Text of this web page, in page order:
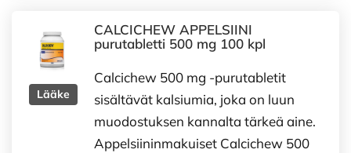
Lääke
CALCICHEW APPELSIINI
purutabletti 500 mg 100 kpl
Calcichew 500 mg -purutabletit
sisältävät kalsiumia, joka on luun
muodostuksen kannalta tärkeä aine.
Appelsiininmakuiset Calcichew 500